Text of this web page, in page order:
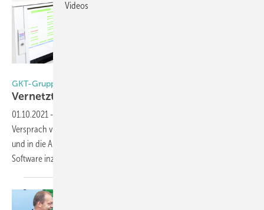
GKT-Gruppe investiert in Software von Hegla-Hanic
Vernetzt in die digitale Zukunft
01.10.2021 -
Versprach viele Jahre vor allem die Investition in den Maschinenpark
und in die Automation Wettbewerbs- und Qualitätsvorteile, hat die
Software inzwischen eine ebenso große Bedeutung
Videos